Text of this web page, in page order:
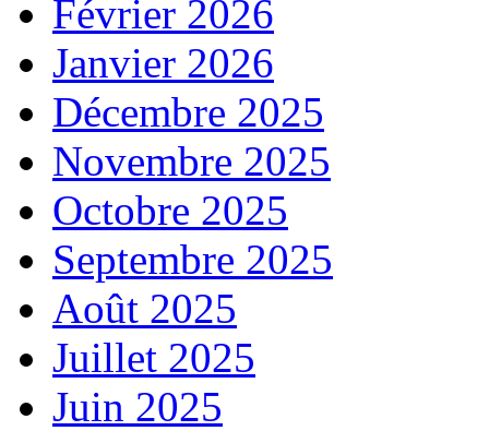
Février 2026
Janvier 2026
Décembre 2025
Novembre 2025
Octobre 2025
Septembre 2025
Août 2025
Juillet 2025
Juin 2025